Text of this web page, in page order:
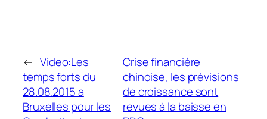
← Video:Les
temps forts du
28.08.2015 a
Bruxelles pour les
Crise financière
chinoise, les prévisions
de croissance sont
revues à la baisse en